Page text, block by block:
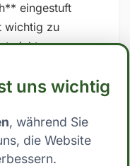
eingestuft
wichtig zu
nicht
welche
Zudem
wie der Körper
Person zu
uns wichtig
, während Sie
die Website